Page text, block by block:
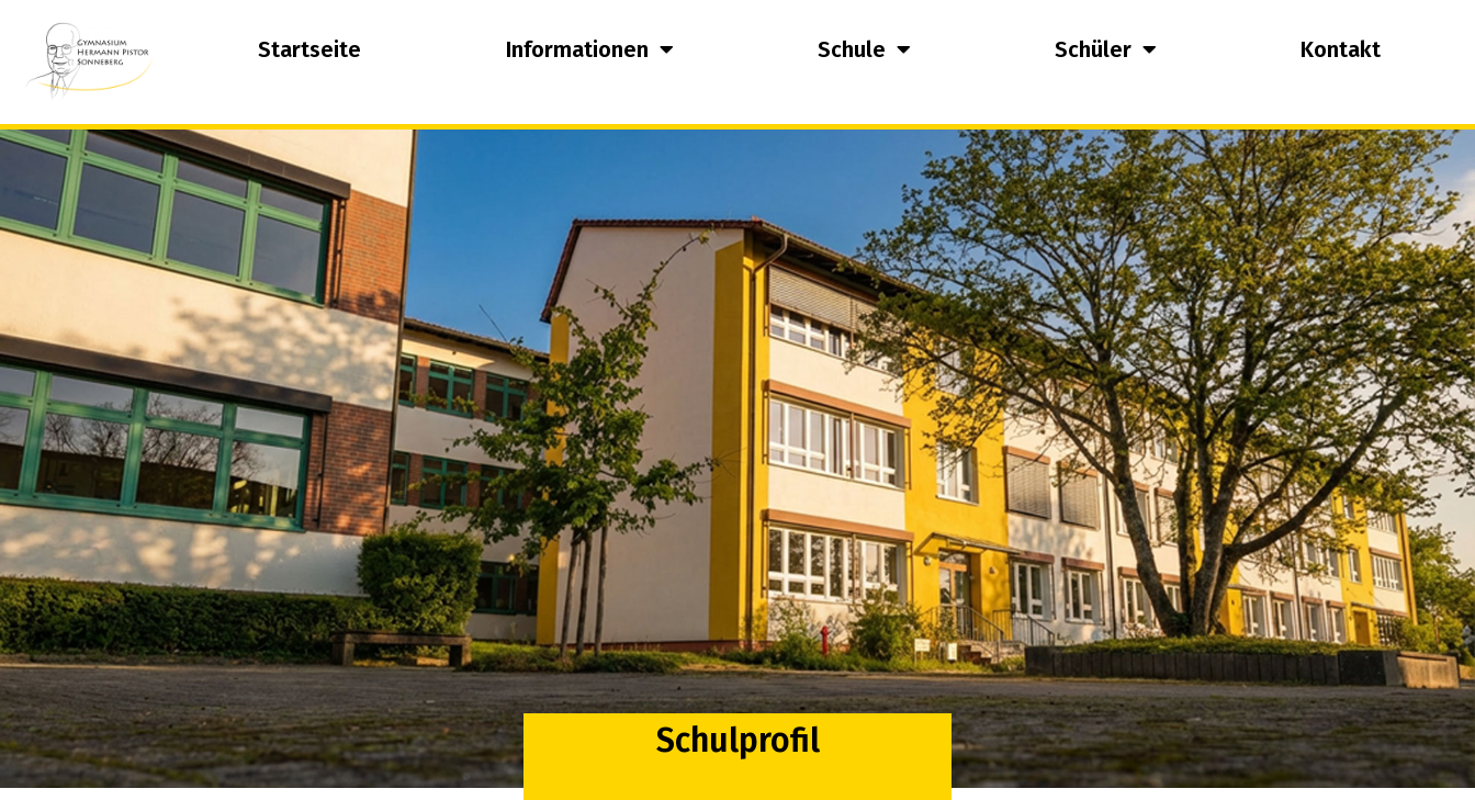
springen
Startseite Informationen Schule Schüler Kontakt
Schulprofil